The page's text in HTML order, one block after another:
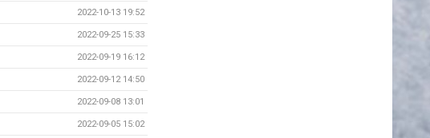
2022-10-13 19:52
2022-09-25 15:33
2022-09-19 16:12
2022-09-12 14:50
2022-09-08 13:01
2022-09-05 15:02